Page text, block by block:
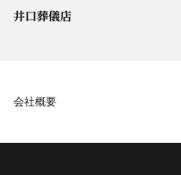
井口葬儀店
会社概要